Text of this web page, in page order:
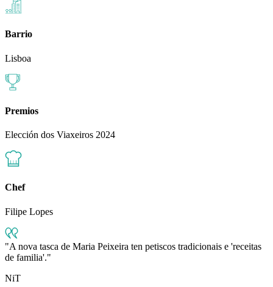
Barrio
Lisboa
Premios
Elección dos Viaxeiros 2024
Chef
Filipe Lopes
A nova tasca de Maria Peixeira ten petiscos tradicionais e 'receitas
de familia'.
NiT